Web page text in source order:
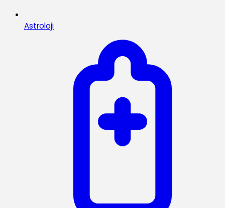
Astroloji